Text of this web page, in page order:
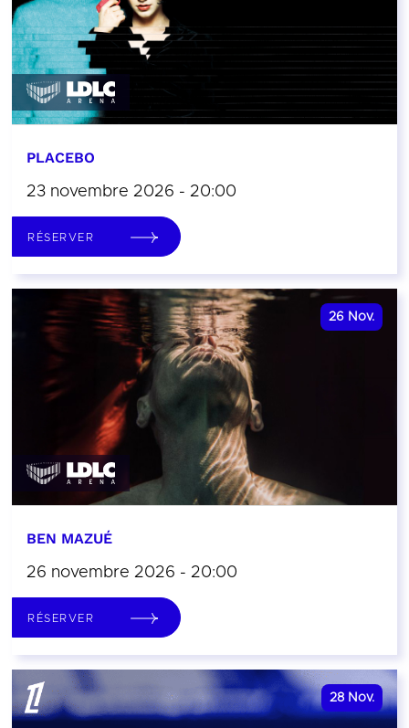
PLACEBO
23 novembre 2026 - 20:00
RÉSERVER
26 Nov.
BEN MAZUÉ
26 novembre 2026 - 20:00
RÉSERVER
28 Nov.